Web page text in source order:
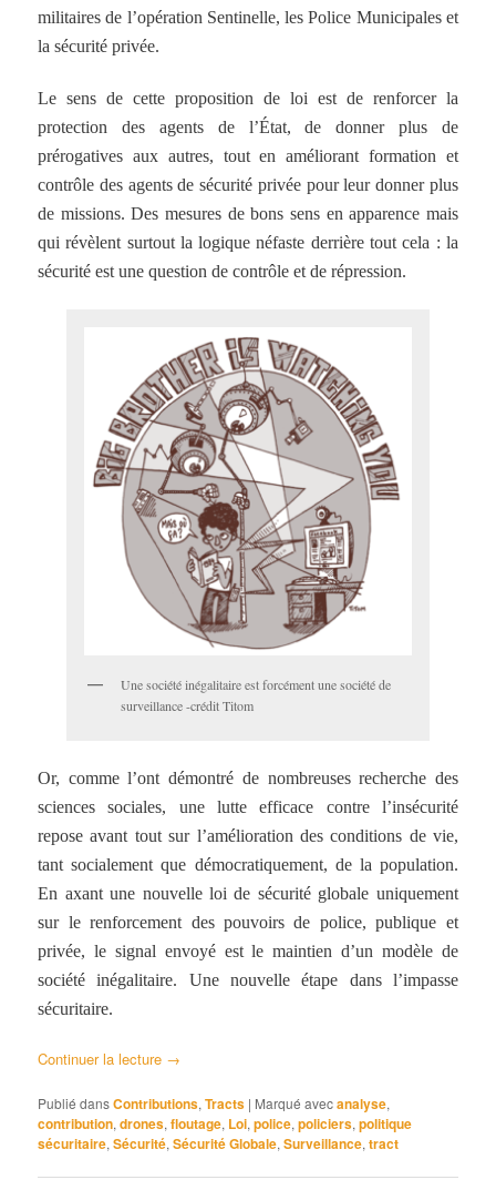
militaires de l’opération Sentinelle, les Police Municipales et
la sécurité privée.
Le sens de cette proposition de loi est de renforcer la
protection des agents de l’État, de donner plus de
prérogatives aux autres, tout en améliorant formation et
contrôle des agents de sécurité privée pour leur donner plus
de missions. Des mesures de bons sens en apparence mais
qui révèlent surtout la logique néfaste derrière tout cela : la
sécurité est une question de contrôle et de répression.
Une société inégalitaire est forcément une société de
surveillance -crédit Titom
Or, comme l’ont démontré de nombreuses recherche des
sciences sociales, une lutte efficace contre l’insécurité
repose avant tout sur l’amélioration des conditions de vie,
tant socialement que démocratiquement, de la population.
En axant une nouvelle loi de sécurité globale uniquement
sur le renforcement des pouvoirs de police, publique et
privée, le signal envoyé est le maintien d’un modèle de
société inégalitaire. Une nouvelle étape dans l’impasse
sécuritaire.
Continuer la lecture →
Publié dansContributions,Tracts | Marqué avecanalyse,
contribution,drones,floutage, Loi,police,policiers,politique
sécuritaire,Sécurité,Sécurité Globale,Surveillance,tract